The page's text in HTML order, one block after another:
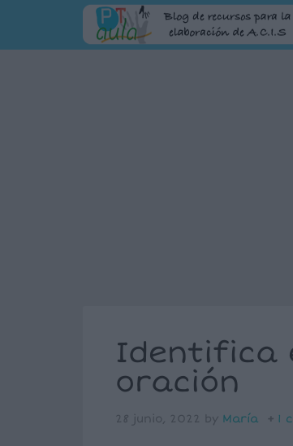
Identifica
oración
28 junio, 2022 by María 1